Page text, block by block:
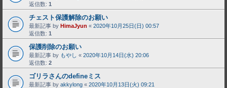
返信数: 1
チェスト保護解除のお願い
最新記事 by HimaJyun « 2020年10月25日(日) 00:57
返信数: 1
保護削除のお願い
最新記事 by もやし « 2020年10月14日(水) 20:06
返信数: 2
ゴリラさんのdefineミス
最新記事 by akkylong « 2020年10月13日(火) 09:21